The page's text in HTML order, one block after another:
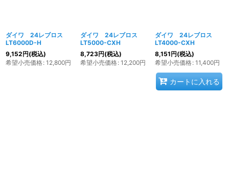
ダイワ 24レブロス
LT6000D-H
9,152円(税込)
希望小売価格: 12,800円
ダイワ 24レブロス
LT5000-CXH
8,723円(税込)
希望小売価格: 12,200円
ダイワ 24レブロス
LT4000-CXH
8,151円(税込)
希望小売価格: 11,400円
カートに入れる